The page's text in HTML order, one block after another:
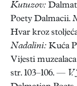
Kutuzov:
Poety Dalmacii.
Hvar kroz
Nadalini: Kuća
Vijesti
str. 103–106. —